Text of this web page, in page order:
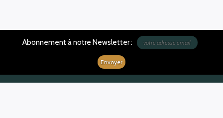
Abonnement à notre Newsletter :